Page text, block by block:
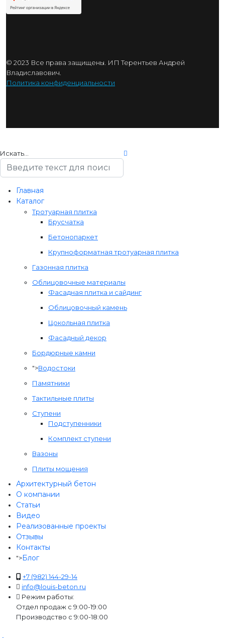
© 2023 Все права защищены. ИП Терентьев Андрей
Владиславович.
Политика конфиденциальности
Искать...
Главная
Каталог
Тротуарная плитка
Брусчатка
Бетонопаркет
Крупноформатная тротуарная плитка
Газонная плитка
Облицовочные материалы
Фасадная плитка и сайдинг
Облицовочный камень
Цокольная плитка
Фасадный декор
Бордюрные камни
">Водостоки
Памятники
Тактильные плиты
Ступени
Подступенники
Комплект ступени
Вазоны
Плиты мощения
Архитектурный бетон
О компании
Статьи
Видео
Реализованные проекты
Отзывы
Контакты
">Блог
+7 (982) 144-29-14
info@louis-beton.ru
Режим работы:
Отдел продаж с 9:00-19:00
Производство с 9:00-18:00